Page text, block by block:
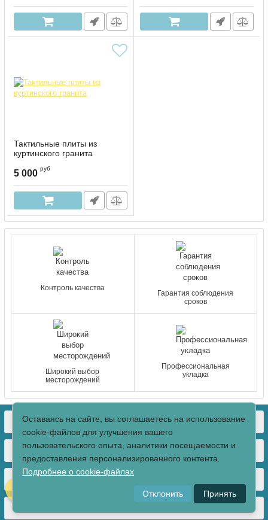
Тактильные плиты из
куртинского гранита
5 000 руб
Контроль качества
Гарантия соблюдения
сроков
Широкий выбор
месторождений
Профессиональная
укладка
КОНТАКТЫ
О МАГАЗИНЕ
КАТАЛОГ ТОВАРОВ
Оставаясь на сайте, вы соглашаетесь на использование
cookie-файлов для улучшения вашего
пользовательского опыта, аналитики посещаемости и
предоставления персонализированного контента.
Подробнее о cookie-файлах
Отклонить Принять